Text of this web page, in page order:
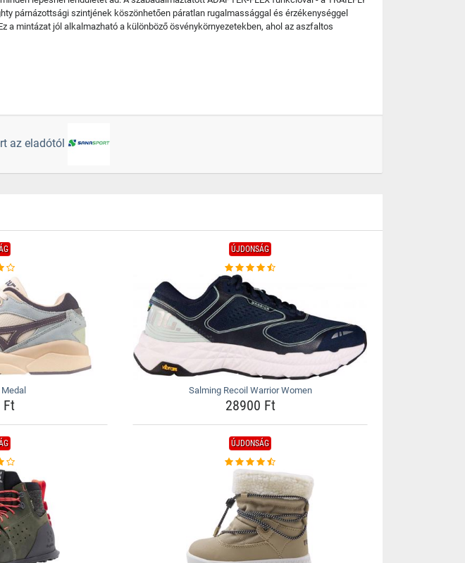
párnázottsági szintjének köszönhetően páratlan rugalmassággal és érzékenységgel
a mintázat jól alkalmazható a különböző ösvénykörnyezetekben, ahol az aszfaltos
az eladótól
Ft
ÚJDONSÁG
Salming Recoil Warrior Women
28900 Ft
ÚJDONSÁG